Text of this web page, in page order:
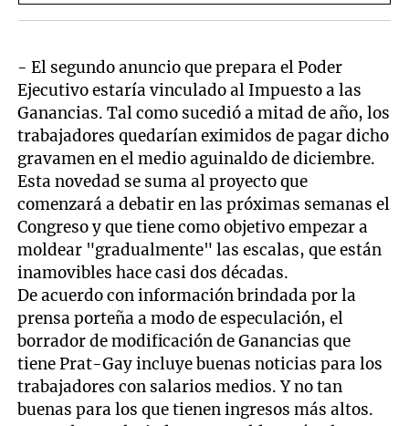
- El segundo anuncio que prepara el Poder
Ejecutivo estaría vinculado al Impuesto a las
Ganancias. Tal como sucedió a mitad de año, los
trabajadores quedarían eximidos de pagar dicho
gravamen en el medio aguinaldo de diciembre.
Esta novedad se suma al proyecto que
comenzará a debatir en las próximas semanas el
Congreso y que tiene como objetivo empezar a
moldear "gradualmente" las escalas, que están
inamovibles hace casi dos décadas.
De acuerdo con información brindada por la
prensa porteña a modo de especulación, el
borrador de modificación de Ganancias que
tiene Prat-Gay incluye buenas noticias para los
trabajadores con salarios medios. Y no tan
buenas para los que tienen ingresos más altos.